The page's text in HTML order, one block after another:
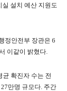
실 설치 예산 지원도
정안전부 장관은 6
이같이 밝혔다.
균 확진자 수는 전
만명 규모다. 주간